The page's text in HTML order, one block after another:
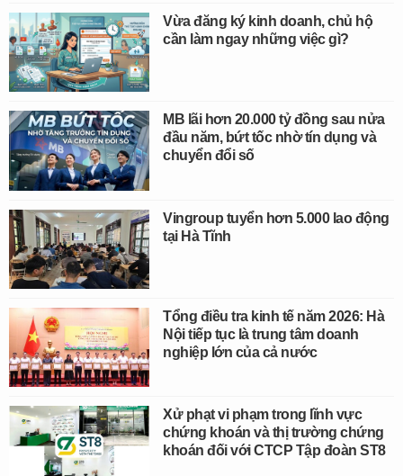
Vừa đăng ký kinh doanh, chủ hộ
cần làm ngay những việc gì?
MB lãi hơn 20.000 tỷ đồng sau nửa
đầu năm, bứt tốc nhờ tín dụng và
chuyển đổi số
Vingroup tuyển hơn 5.000 lao động
tại Hà Tĩnh
Tổng điều tra kinh tế năm 2026: Hà
Nội tiếp tục là trung tâm doanh
nghiệp lớn của cả nước
Xử phạt vi phạm trong lĩnh vực
chứng khoán và thị trường chứng
khoán đối với CTCP Tập đoàn ST8